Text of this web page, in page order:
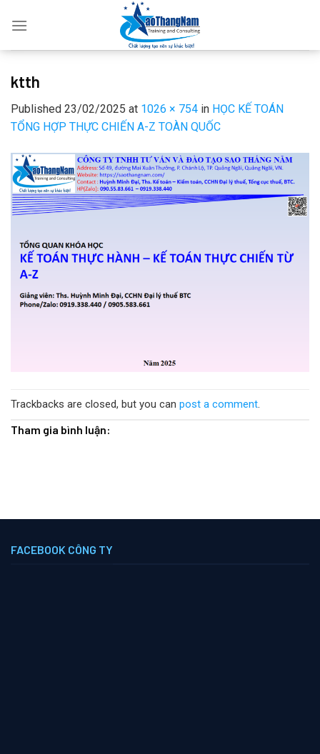
ktth
Published 23/02/2025 at 1026 × 754 in HỌC KẾ TOÁN
TỔNG HỢP THỰC CHIẾN A-Z TOÀN QUỐC
Trackbacks are closed, but you can post a comment.
Tham gia bình luận:
FACEBOOK CÔNG TY